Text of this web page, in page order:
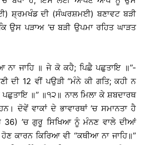
ਸ਼੍ਰਮਖੰਡ ਦੀ (ਸੰਘਰਸ਼ਮਈ) ਬਣਾਵਟ ਬੜੀ
ਉਸ ਪੜਾਅ ’ਚ ਬੜੀ ਉਪਮਾ ਰਹਿਤ ਘਾੜਤ
ਨਾ ਜਾਹਿ ॥ ਜੇ ਕੋ ਕਹੈ; ਪਿਛੈ ਪਛੁਤਾਇ ॥’’-
ਦੀ 12 ਵੀਂ ਪਉੜੀ ‘‘ਮੰਨੇ ਕੀ ਗਤਿ; ਕਹੀ ਨ
॥’’ ॥੧੨॥ ਨਾਲ ਮਿਲਾ ਕੇ ਸ਼ਬਦਾਰਥ
ਦੋਵੇਂ ਵਾਕਾਂ ਦੇ ਭਾਵਾਰਥਾਂ ’ਚ ਸਮਾਨਤਾ ਹੈ
’ਚ ਗੁਰੂ ਸਿਖਿਆ ਨੂੰ ਮੰਨਣ ਵਾਲੇ ਦੀਆਂ
ਕਾਰਨ ਕਿਰਿਆ ਵੀ ‘‘ਕਥੀਆ ਨਾ ਜਾਹਿ॥’’